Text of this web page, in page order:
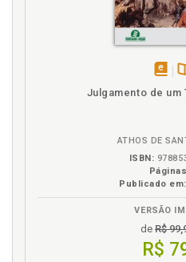
Julgamento de um
ATHOS DE
ISBN:
Publicado em:
VERSÃO
de R$
R$